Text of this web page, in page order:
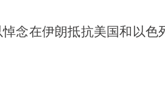
念在伊朗抵抗美国和以色